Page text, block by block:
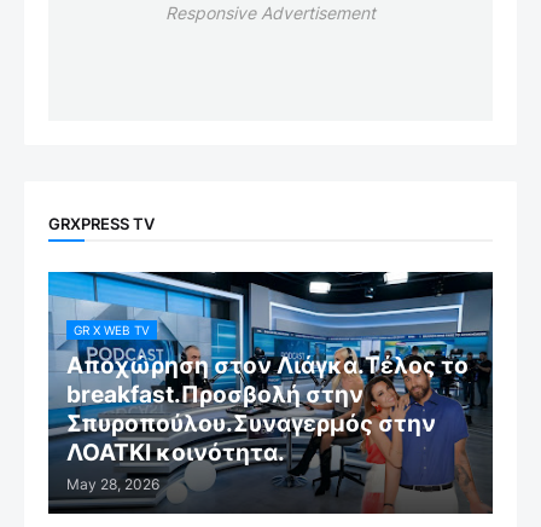
Responsive Advertisement
GRXPRESS TV
GR X WEB TV
Αποχώρηση στον Λιάγκα.Τέλος το
breakfast.Προσβολή στην
Σπυροπούλου.Συναγερμός στην
ΛΟΑΤΚΙ κοινότητα.
May 28, 2026